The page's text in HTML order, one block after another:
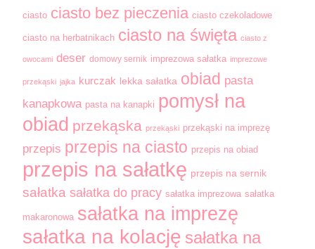
ciasto ciasto bez pieczenia ciasto czekoladowe
ciasto na herbatnikach ciasto na święta ciasto z
owocami deser domowy sernik imprezowa sałatka imprezowe
przekąski jajka kurczak lekka sałatka obiad pasta
kanapkowa pasta na kanapki pomysł na
obiad przekąska przekąski przekąski na imprezę
przepis przepis na ciasto przepis na obiad
przepis na sałatkę przepis na sernik
sałatka sałatka do pracy sałatka imprezowa sałatka
makaronowa sałatka na imprezę
sałatka na kolację sałatka na